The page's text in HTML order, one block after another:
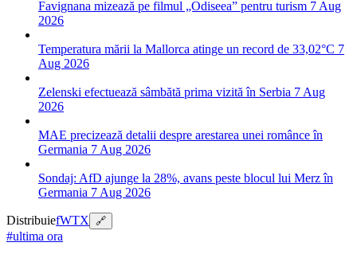
Favignana mizează pe filmul „Odiseea” pentru turism 7 Aug
2026
Temperatura mării la Mallorca atinge un record de 33,02°C 7
Aug 2026
Zelenski efectuează sâmbătă prima vizită în Serbia 7 Aug
2026
MAE precizează detalii despre arestarea unei românce în
Germania 7 Aug 2026
Sondaj: AfD ajunge la 28%, avans peste blocul lui Merz în
Germania 7 Aug 2026
DistribuiefWTX 🔗
#ultima ora